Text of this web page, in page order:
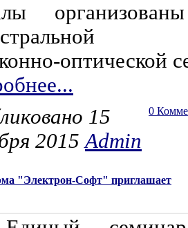
оптической
0
15
2015Admin
"Электрон-Софт" приглашает